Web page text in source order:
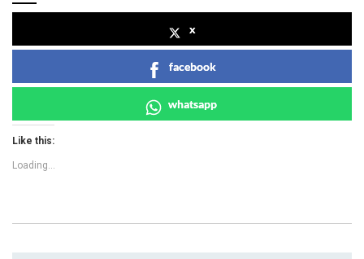
x
facebook
whatsapp
Like this:
Loading...